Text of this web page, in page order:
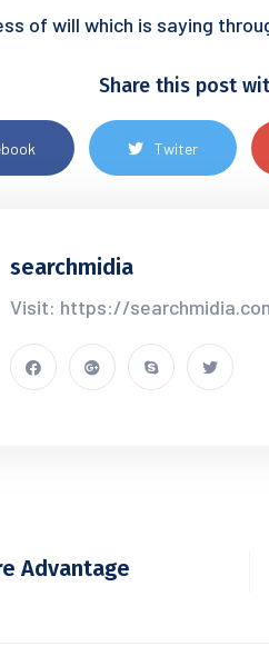
of will which is saying
Share this post
Twiter
searchmidia
Visit: https://
Advantage